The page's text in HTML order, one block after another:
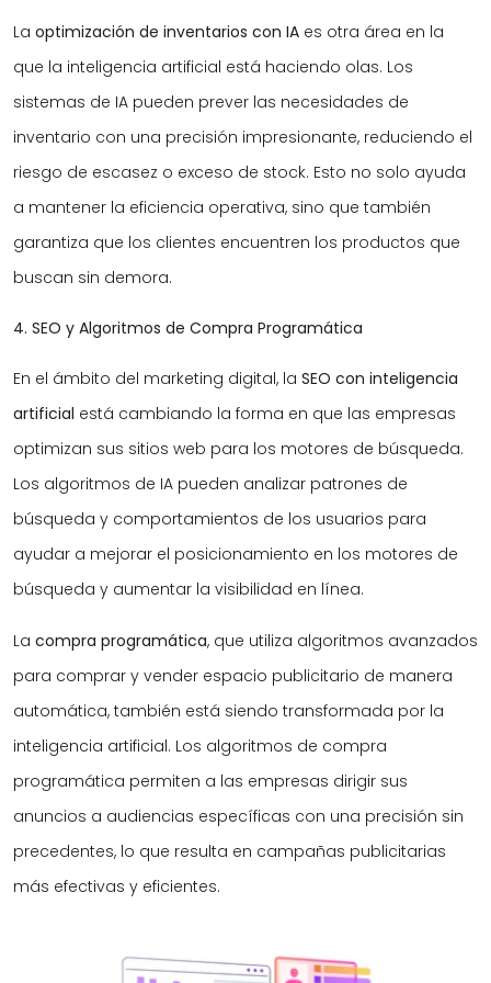
La optimización de inventarios con IA es otra área en la
que la inteligencia artificial está haciendo olas. Los
sistemas de IA pueden prever las necesidades de
inventario con una precisión impresionante, reduciendo el
riesgo de escasez o exceso de stock. Esto no solo ayuda
a mantener la eficiencia operativa, sino que también
garantiza que los clientes encuentren los productos que
buscan sin demora.
4. SEO y Algoritmos de Compra Programática
En el ámbito del marketing digital, la SEO con inteligencia
artificial está cambiando la forma en que las empresas
optimizan sus sitios web para los motores de búsqueda.
Los algoritmos de IA pueden analizar patrones de
búsqueda y comportamientos de los usuarios para
ayudar a mejorar el posicionamiento en los motores de
búsqueda y aumentar la visibilidad en línea.
La compra programática, que utiliza algoritmos avanzados
para comprar y vender espacio publicitario de manera
automática, también está siendo transformada por la
inteligencia artificial. Los algoritmos de compra
programática permiten a las empresas dirigir sus
anuncios a audiencias específicas con una precisión sin
precedentes, lo que resulta en campañas publicitarias
más efectivas y eficientes.